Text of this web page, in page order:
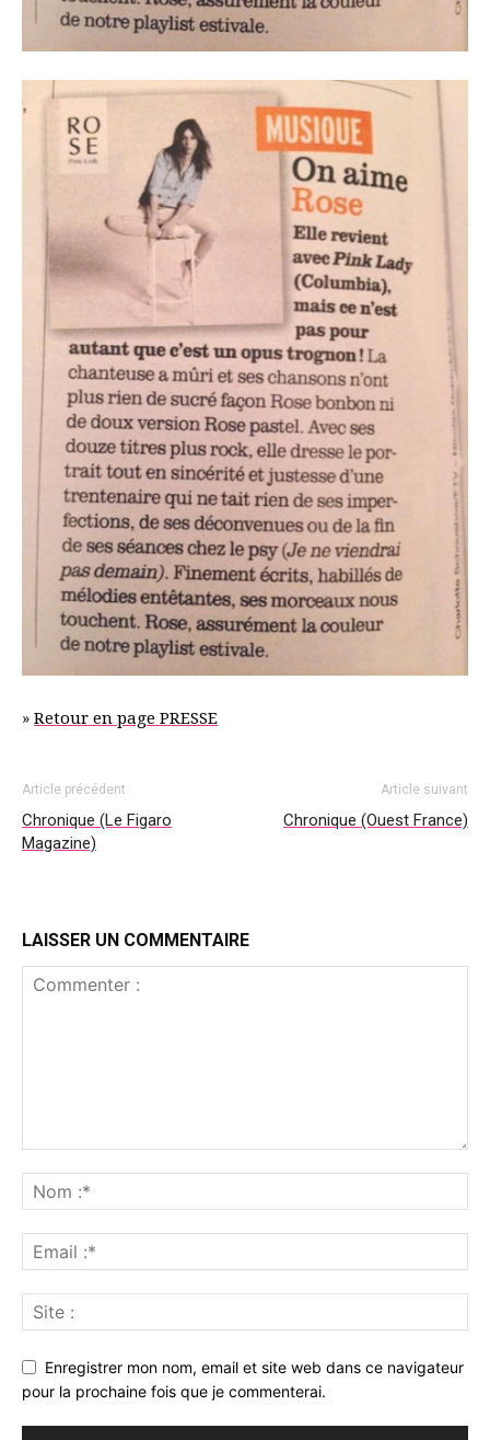
» Retour en page PRESSE
Article précédent
Chronique (Le Figaro
Magazine)
Article suivant
Chronique (Ouest France)
LAISSER UN COMMENTAIRE
Enregistrer mon nom, email et site web dans ce navigateur
pour la prochaine fois que je commenterai.